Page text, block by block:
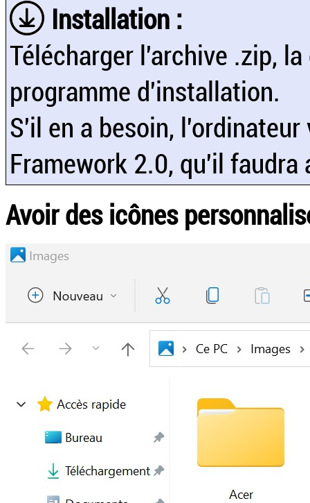
Installation :
Télécharger l'archive .zip,
programme d'installation.
S'il en a besoin,
Framework 2.0, qu'il faudra
Avoir des icônes